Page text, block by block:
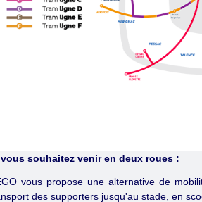
souhaitez venir en deux roues :
vous propose une alternative de
des supporters jusqu'au stade, en